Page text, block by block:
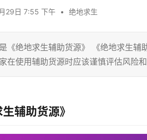
29日 7:55 下午 • 绝地求生
《绝地求生辅助货源》 《绝地求生
在使用辅助货源时应该谨慎评估风险和
生辅助货源》